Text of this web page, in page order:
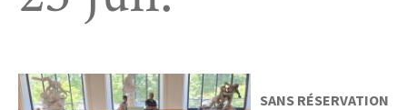
SANS RÉSERVATION